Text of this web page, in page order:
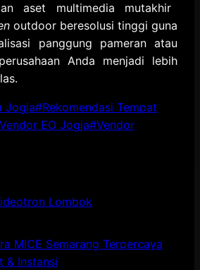
aset multimedia mutakhir
outdoor beresolusi tinggi guna
panggung pameran atau
Anda menjadi lebih
Jogja#Rekomendasi Tempat
Vendor EO Jogja#Vendor
Lombok
MICE Semarang Terpercaya
& Instansi